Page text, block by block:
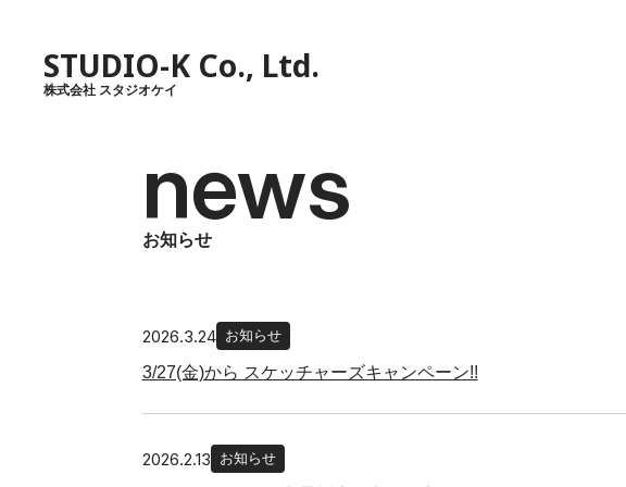
STUDIO-K Co., Ltd.
株式会社 スタジオケイ
news
お知らせ
2026.3.24 お知らせ
3/27(金)から スケッチャーズキャンペーン!!
2026.2.13 お知らせ